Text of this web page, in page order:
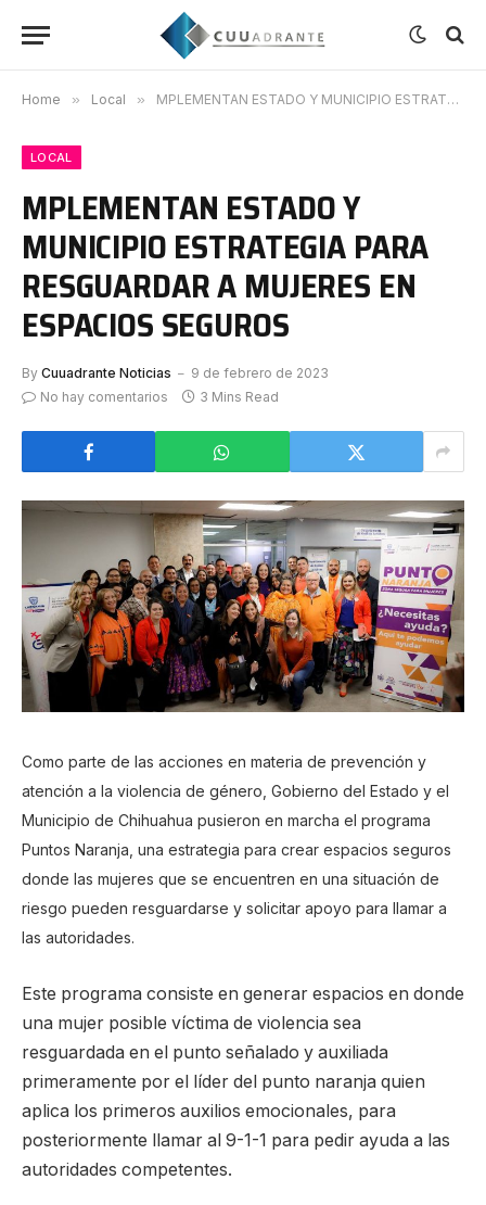
Home » Local » MPLEMENTAN ESTADO Y MUNICIPIO ESTRATEGIA PARA RESGUARDAR A MUJERES EN ESPACIOS SEGUROS
LOCAL
MPLEMENTAN ESTADO Y
MUNICIPIO ESTRATEGIA PARA
RESGUARDAR A MUJERES EN
ESPACIOS SEGUROS
By Cuuadrante Noticias
9 de febrero de 2023
No hay comentarios
3 Mins Read
Como parte de las acciones en materia de prevención y
atención a la violencia de género, Gobierno del Estado y el
Municipio de Chihuahua pusieron en marcha el programa
Puntos Naranja, una estrategia para crear espacios seguros
donde las mujeres que se encuentren en una situación de
riesgo pueden resguardarse y solicitar apoyo para llamar a
las autoridades.
Este programa consiste en generar espacios en donde
una mujer posible víctima de violencia sea
resguardada en el punto señalado y auxiliada
primeramente por el líder del punto naranja quien
aplica los primeros auxilios emocionales, para
posteriormente llamar al 9-1-1 para pedir ayuda a las
autoridades competentes.